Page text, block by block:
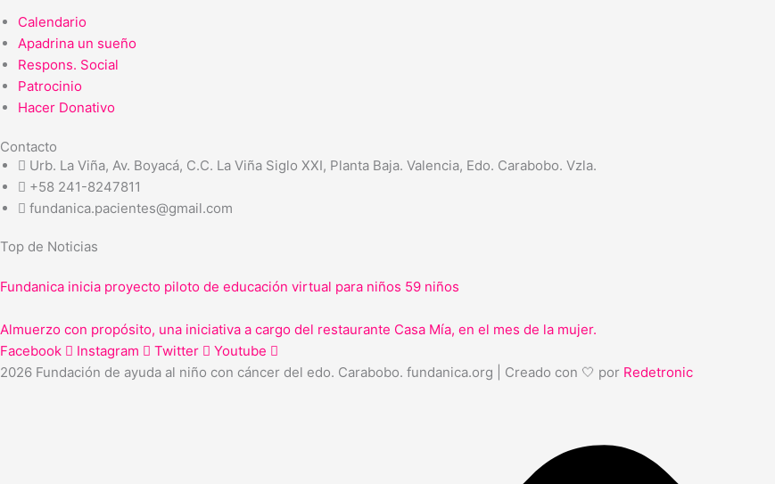
Calendario
Apadrina un sueño
Respons. Social
Patrocinio
Hacer Donativo
Contacto
Urb. La Viña, Av. Boyacá, C.C. La Viña Siglo XXI, Planta Baja. Valencia, Edo. Carabobo. Vzla.
+58 241-8247811
fundanica.pacientes@gmail.com
Top de Noticias
Fundanica inicia proyecto piloto de educación virtual para niños 59 niños
Almuerzo con propósito, una iniciativa a cargo del restaurante Casa Mía, en el mes de la mujer.
Facebook
Instagram Twitter
Youtube
2026 Fundación de ayuda al niño con cáncer del edo. Carabobo. fundanica.org | Creado con 🤍 por Redetronic